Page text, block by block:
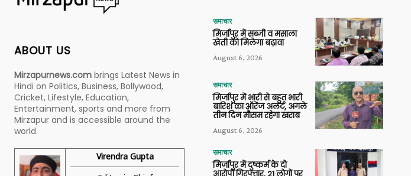
ABOUT US
Mirzapurnews.com brings Latest News in
Hindi on Politics, Business, Bollywood,
Cricket, Lifestyle, Education,
Entertainment, sports and more from
Mirzapur and is accessible around the
world.
Virendra Gupta
समाचार
मिर्जापुर में सब्जी व मसाला
खेती को मिलेगा बढ़ावा
August 6, 2026
समाचार
मिर्जापुर में भारी से बहुत भारी
बारिश का ऑरेंज अलर्ट, अगले
तीन दिन मौसम रहेगा खराब
August 6, 2026
समाचार
मिर्जापुर में दुष्कर्म के दो
आरोपी गिरफ्तार, 21 लोगों पर